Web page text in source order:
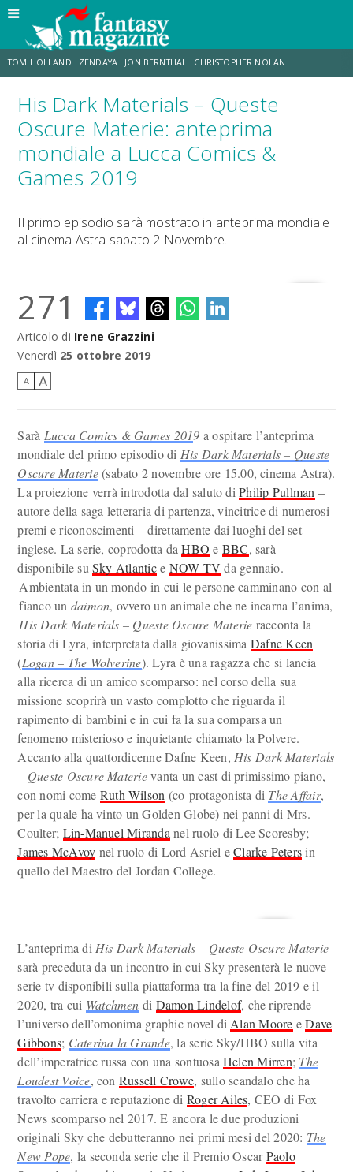
TOM HOLLAND ZENDAYA JON BERNTHAL CHRISTOPHER NOLAN
STRANIMONDI LUCCA COMICS & GAMES ODISSEA MARK RUFFALO
His Dark Materials – Queste
Oscure Materie: anteprima
mondiale a Lucca Comics &
Games 2019
Il primo episodio sarà mostrato in anteprima mondiale
al cinema Astra sabato 2 Novembre.
271
Articolo di Irene Grazzini
Venerdì 25 ottobre 2019
A A
Sarà Lucca Comics & Games 2019 a ospitare l’anteprima
mondiale del primo episodio di His Dark Materials – Queste
Oscure Materie(sabato 2 novembre ore 15.00, cinema Astra).
La proiezione verrà introdotta dal saluto diPhilip Pullman –
autore della saga letteraria di partenza, vincitrice di numerosi
premi e riconoscimenti – direttamente dai luoghi del set
inglese. La serie, coprodotta daHBO e BBC, sarà
disponibile suSky Atlantice NOW TV da gennaio.
Ambientata in un mondo in cui le persone camminano con al
fianco un daimon, ovvero un animale che ne incarna l’anima,
His Dark Materials – Queste Oscure Materie racconta la
storia di Lyra, interpretata dalla giovanissima Dafne Keen
(Logan – The Wolverine). Lyra è una ragazza che si lancia
alla ricerca di un amico scomparso: nel corso della sua
missione scoprirà un vasto complotto che riguarda il
rapimento di bambini e in cui fa la sua comparsa un
fenomeno misterioso e inquietante chiamato la Polvere.
Accanto alla quattordicenne Dafne Keen, His Dark Materials
– Queste Oscure Materievanta un cast di primissimo piano,
con nomi come Ruth Wilson (co-protagonista di The Affair,
per la quale ha vinto un Golden Globe) nei panni di Mrs.
Coulter; Lin-Manuel Miranda nel ruolo di Lee Scoresby;
James McAvoy nel ruolo di Lord Asriel eClarke Petersin
quello del Maestro del Jordan College.
L’anteprima di His Dark Materials – Queste Oscure Materie
sarà preceduta da un incontro in cui Sky presenterà le nuove
serie tv disponibili sulla piattaforma tra la fine del 2019 e il
2020, tra cui Watchmen di Damon Lindelof, che riprende
l’universo dell’omonima graphic novel di Alan Moore eDave
Gibbons; Caterina la Grande, la serie Sky/HBO sulla vita
dell’imperatrice russa con una sontuosaHelen Mirren; The
Loudest Voice, con Russell Crowe, sullo scandalo che ha
travolto carriera e reputazione di Roger Ailes, CEO di Fox
News scomparso nel 2017. E ancora le due produzioni
originali Sky che debutteranno nei primi mesi del 2020: The
New Pope, la seconda serie che il Premio OscarPaolo